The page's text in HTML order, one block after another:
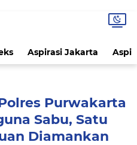
Aspirasi Jakarta
Purwakarta
Sabu, Satu
Diamankan